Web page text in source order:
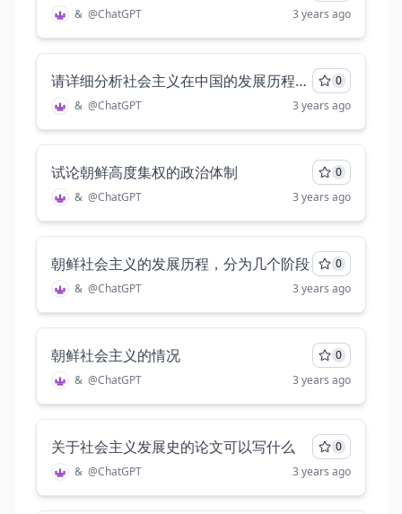
& @ChatGPT 3 years ago
请详细分析社会主义在中国的发展历程，要求包括如每个阶段、代表性事件、经济、政治多方面的内容，至少三千字
0
& @ChatGPT 3 years ago
试论朝鲜高度集权的政治体制
0
& @ChatGPT 3 years ago
朝鲜社会主义的发展历程，分为几个阶段
0
& @ChatGPT 3 years ago
朝鲜社会主义的情况
0
& @ChatGPT 3 years ago
关于社会主义发展史的论文可以写什么
0
& @ChatGPT 3 years ago